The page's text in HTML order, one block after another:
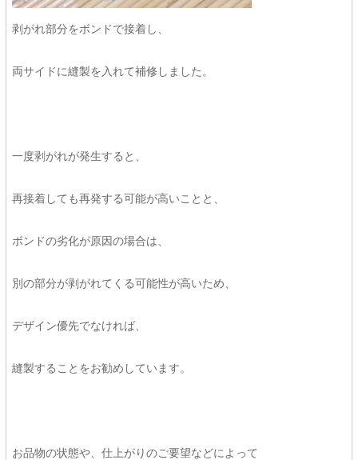
剥がれ部分をボンドで接着し、
両サイドに縫製を入れて補修しました。
一度剥がれが発生すると、
再接着しても再発する可能が高いことと、
ボンドの劣化が原因の場合は、
別の部分が剥がれてくる可能性が高いため、
デザイン優先でなければ、
縫製することをお勧めしています。
お品物の状態や、仕上がりのご要望などによって